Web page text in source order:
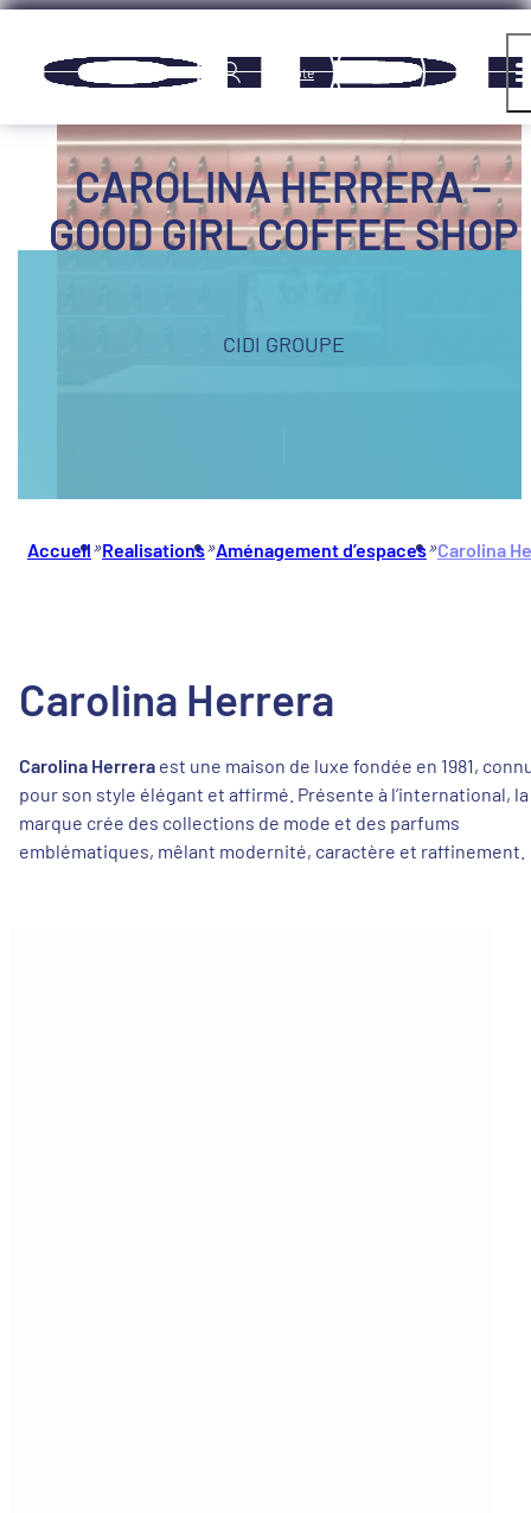
Panneau de gestion des cookies
Compte
CAROLINA HERRERA –
GOOD GIRL COFFEE SHOP
CIDI GROUPE
Accueil»Realisations»Aménagement d’espaces»Carolina
Carolina Herrera
Carolina Herreraest une maison de luxe fondée en 1981,
pour son style élégant et affirmé. Présente à l’international, la
marque crée des collections de mode et des parfums
emblématiques, mêlant modernité, caractère et raffinement.